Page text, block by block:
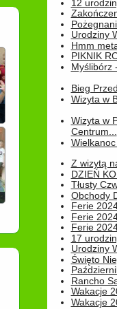
12
Urodziny
Hmm
PIKNIK
Myślibórz
Bieg
Wizyta w
Wizyta w
Centrum...
Z wizytą
DZIEŃ
Tłusty
Obchody
Ferie
Ferie
Ferie
17
Urodziny
Święto
Rancho
Wakacje
Wakacje